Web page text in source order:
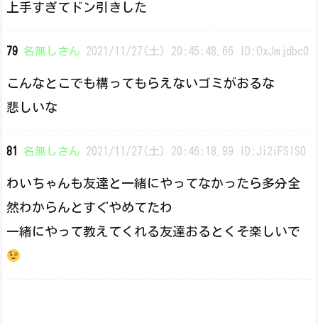
上手すぎてドン引きした
79 名無しさん 2021/11/27(土) 20:45:48.66 ID:OxJmjdbc0
こんなとこでも構ってもらえないゴミがおるな
悲しいな
81 名無しさん 2021/11/27(土) 20:46:18.99 ID:Ji2iFSIS0
わいちゃんも友達と一緒にやってなかったら多分全
然わからんとすぐやめてたわ
一緒にやって教えてくれる友達おるとくそ楽しいで